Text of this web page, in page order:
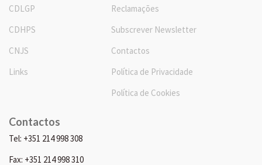
CDLGP
CDHPS
CNJS
Links
Reclamações
Subscrever Newsletter
Contactos
Política de Privacidade
Política de Cookies
Contactos
Tel: +351 214 998 308
Fax: +351 214 998 310